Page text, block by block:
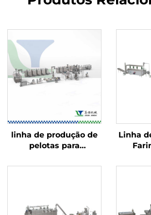
linha de produção de
pelotas para
Linha